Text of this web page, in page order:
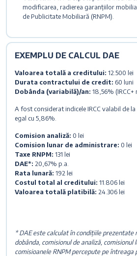
modificarea, radierea garanțiilor
de Publicitate Mobiliară (RNPM).
EXEMPLU DE CALCUL DAE
Valoarea totală a creditului: 12.500 lei
Durata contractului de credit: 60 luni
Dobânda (variabilă)/an: 18,56%
A fost considerat indicele IRCC valabil de
egal cu 5,86%.
Comision analiză: 0 lei
Comision lunar de administrare: 0 lei
Taxe RNPM: 131 lei
DAE*: 20,67% p.a.
Rata lunară: 192 lei
Costul total al creditului: 11.806 lei
Valoarea totală platibilă: 24.306 lei
* DAE este calculat în condițiile prezentate
dobânda, comisionul de analiză, comisionul
comisioanele RNPM percepute pe întreaga